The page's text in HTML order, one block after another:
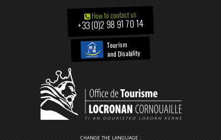
How to contact us
+33 (0)2 98 91 70 14
Tourism
and Disability
CHANGE THE LANGUAGE :